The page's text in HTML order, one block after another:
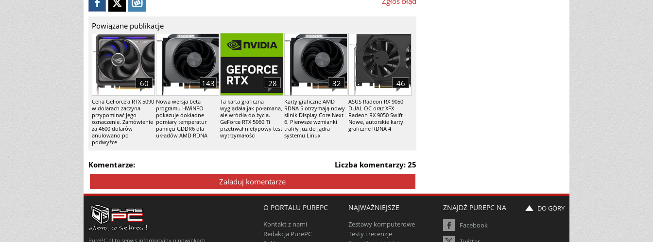
Powiązane publikacje
Cena GeForce'a RTX 5090
w dolarach zaczyna
przypominać jego
oznaczenie. Zamówienie
za 4600 dolarów
anulowano po
podwyżce
60
Nowa wersja beta
programu HWiNFO
pokazuje dokładne
pomiary temperatur
pamięci GDDR6 dla
układów AMD RDNA
143
Ta karta graficzna
wyglądała jak połamana,
ale wróciła do życia.
GeForce RTX 5060 Ti
przetrwał nietypowy test
wytrzymałości
28
Karty graficzne AMD
RDNA 5 otrzymają nowy
silnik Display Core Next
6. Pierwsze wzmianki
trafiły już do jądra
systemu Linux
32
ASUS Radeon RX 9050
DUAL OC oraz XFX
Radeon RX 9050 Swift -
Nowe, autorskie karty
graficzne RDNA 4
46
Liczba komentarzy: 25
Komentarze:
Załaduj komentarze
PurePC.pl to serwis informacyjny o nowinkach
O PORTALU PUREPC
Kontakt z nami
Redakcja PurePC
NAJWAŻNIEJSZE
Zestawy komputerowe
Testy i recenzje
ZNAJDŹ PUREPC NA
Facebook
DO GÓRY